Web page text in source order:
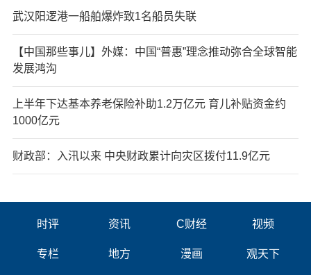
武汉阳逻港一船舶爆炸致1名船员失联
【中国那些事儿】外媒：中国“普惠”理念推动弥合全球智能
发展鸿沟
上半年下达基本养老保险补助1.2万亿元 育儿补贴资金约
1000亿元
财政部：入汛以来 中央财政累计向灾区拨付11.9亿元
时评 资讯 C财经 视频
专栏 地方 漫画 观天下